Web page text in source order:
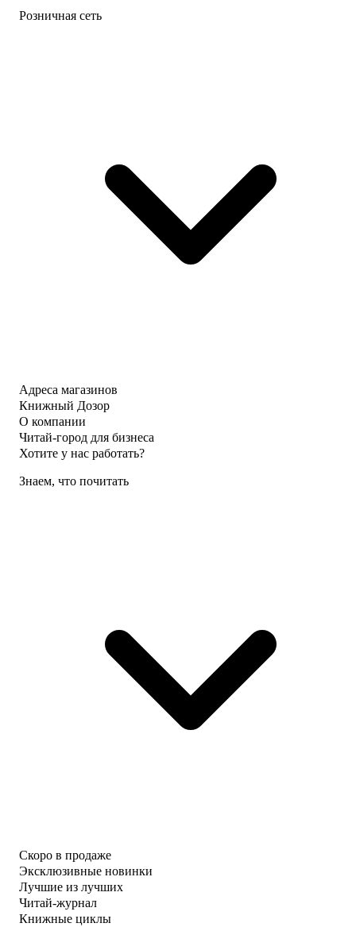
Розничная сеть
Адреса магазинов
Книжный Дозор
О компании
Читай-город для бизнеса
Хотите у нас работать?
Знаем, что почитать
Скоро в продаже
Эксклюзивные новинки
Лучшие из лучших
Читай-журнал
Книжные циклы